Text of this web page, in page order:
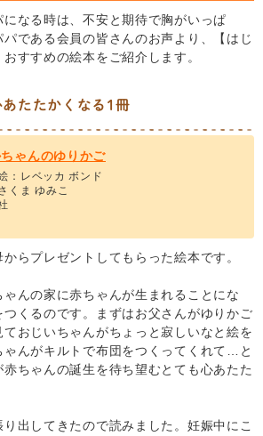
になる時は、不安と期待で胸がいっぱ
である会員の皆さんのお声より、【はじ
すすめの絵本をご紹介します。
たたかくなる1冊
ゃんのゆりかご
：レベッカ ボンド
くま ゆみこ
らプレゼントしてもらった絵本です。
んの家に赤ちゃんが生まれることにな
つくるのです。まずはお父さんがゆりかご
おじいちゃんがちょっと寂しいなと絵を
ゃんがキルトで布団をつくってくれて…と
ちゃんの誕生を待ち望むとても心あたた
出してきたので読みました。妊娠中にこ